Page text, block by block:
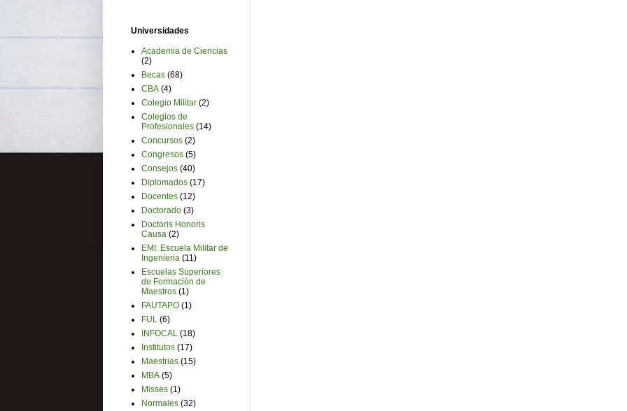
Universidades
Academia de Ciencias
(2)
Becas (68)
CBA (4)
Colegio Militar (2)
Colegios de
Profesionales (14)
Concursos (2)
Congresos (5)
Consejos (40)
Diplomados (17)
Docentes (12)
Doctorado (3)
Doctoris Honoris
Causa (2)
EMI: Escuela Militar de
Ingenieria (11)
Escuelas Superiores
de Formación de
Maestros (1)
FAUTAPO (1)
FUL (6)
INFOCAL (18)
Institutos (17)
Maestrias (15)
MBA (5)
Misses (1)
Normales (32)